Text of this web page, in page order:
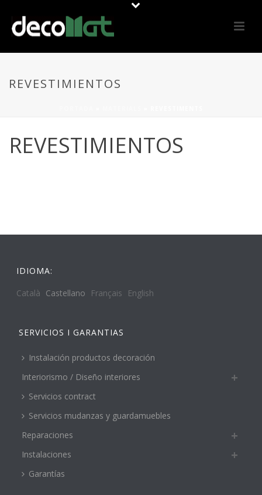
REVESTIMIENTOS
REVESTIMIENTOS
IDIOMA:
Català Castellano Français English
SERVICIOS I GARANTIAS
Instalación productos decoración
Interiorismo / Diseño interiores
Servicios contract
Servicios mudanzas y guardamuebles
Reparaciones
Instalaciones
Garantías